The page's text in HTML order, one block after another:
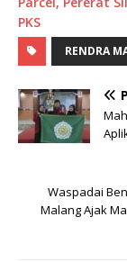
PKS
RENDRA
Waspadai
Malang Ajak